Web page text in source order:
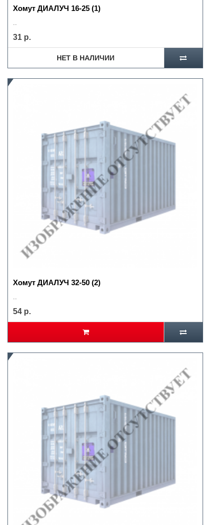
Хомут ДИАЛУЧ 16-25 (1)
31 р.
НЕТ В НАЛИЧИИ
Хомут ДИАЛУЧ 32-50 (2)
54 р.